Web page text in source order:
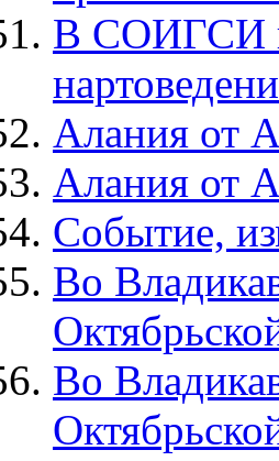
В СОИГСИ
Алания от
Алания от
Событие,
Во
Во